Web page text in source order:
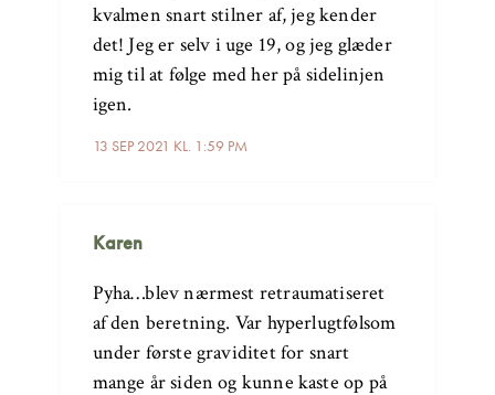
13 SEP 2021 KL. 1:59 PM
kvalmen snart stilner af, jeg kender
det! Jeg er selv i uge 19, og jeg glæder
mig til at følge med her på sidelinjen
igen.
Karen
Pyha…blev nærmest retraumatiseret
af den beretning. Var hyperlugtfølsom
under første graviditet for snart
mange år siden og kunne kaste op på